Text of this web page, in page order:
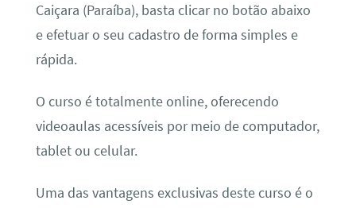
Caiçara (Paraíba), basta clicar no botão abaixo
e efetuar o seu cadastro de forma simples e
rápida.
O curso é totalmente online, oferecendo
videoaulas acessíveis por meio de computador,
tablet ou celular.
Uma das vantagens exclusivas deste curso é o